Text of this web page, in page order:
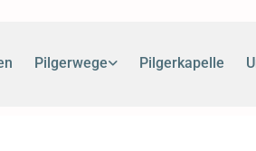
Pilgerwege Pilgerkapelle